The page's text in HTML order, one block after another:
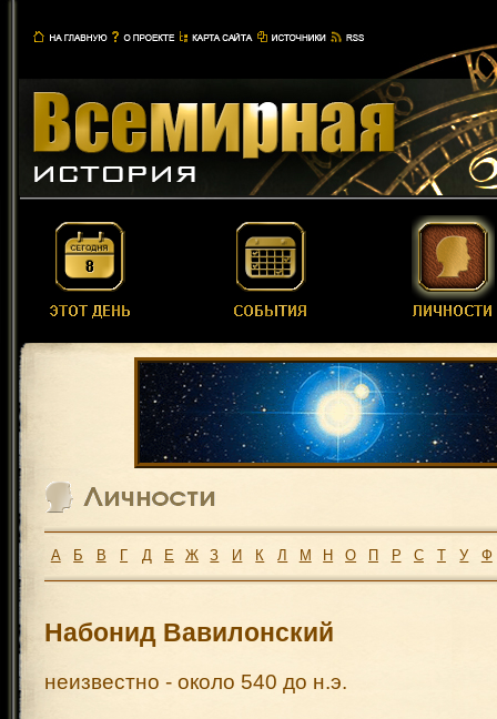
А Б В Г Д Е Ж З И К Л М Н О П Р С Т У Ф
Набонид Вавилонский
неизвестно - около 540 до н.э.